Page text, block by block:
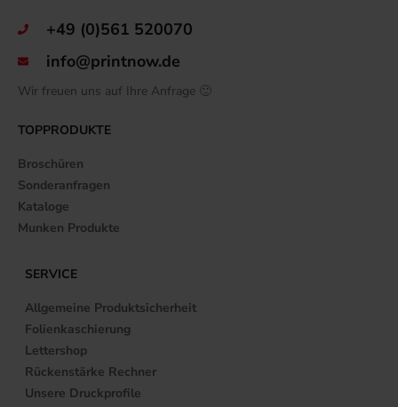
+49 (0)561 520070
info@printnow.de
Wir freuen uns auf Ihre Anfrage 🙂
TOPPRODUKTE
Broschüren
Sonderanfragen
Kataloge
Munken Produkte
SERVICE
Allgemeine Produktsicherheit
Folienkaschierung
Lettershop
Rückenstärke Rechner
Unsere Druckprofile